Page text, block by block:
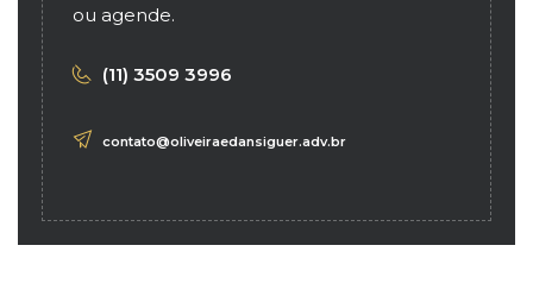
ou agende.
(11) 3509 3996
contato@oliveiraedansiguer.adv.br